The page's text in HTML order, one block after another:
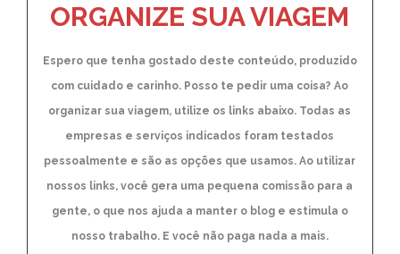
ORGANIZE SUA VIAGEM
Espero que tenha gostado deste conteúdo, produzido
com cuidado e carinho. Posso te pedir uma coisa? Ao
organizar sua viagem, utilize os links abaixo. Todas as
empresas e serviços indicados foram testados
pessoalmente e são as opções que usamos. Ao utilizar
nossos links, você gera uma pequena comissão para a
gente, o que nos ajuda a manter o blog e estimula o
nosso trabalho. E você não paga nada a mais.